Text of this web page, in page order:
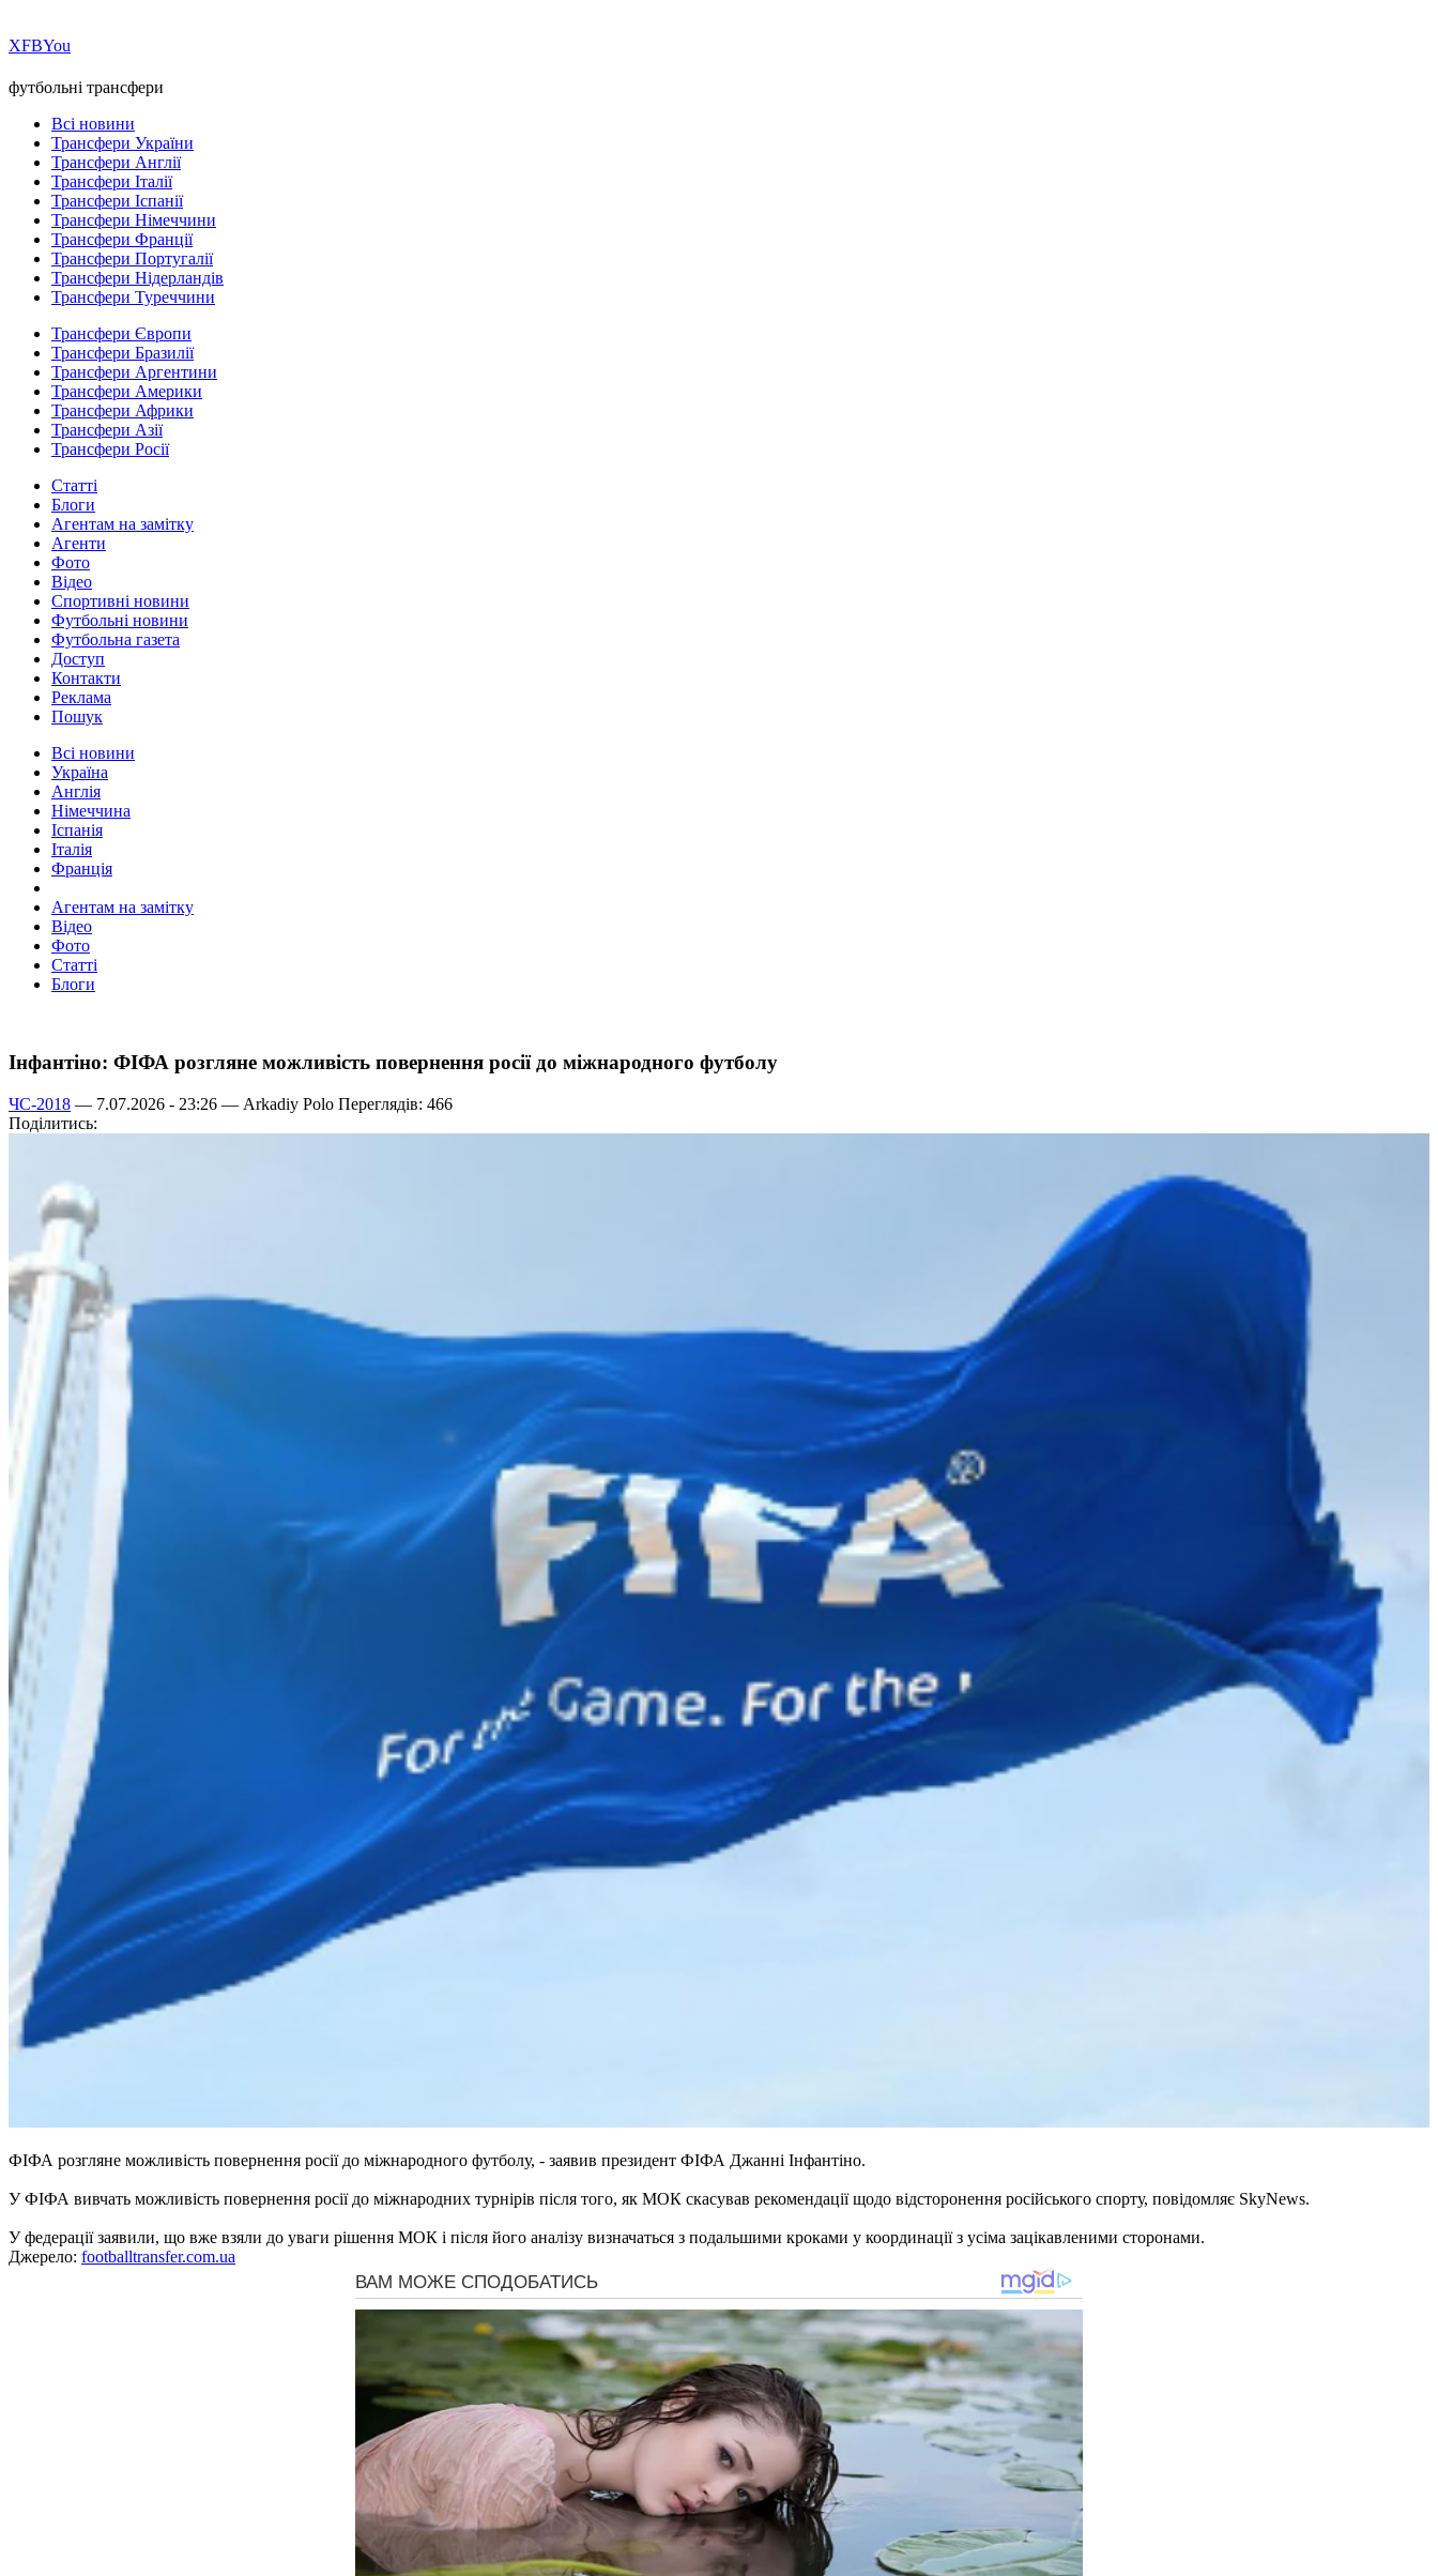
ХFBYou
футбольні трансфери
Всі новини
Трансфери України
Трансфери Англії
Трансфери Італії
Трансфери Іспанії
Трансфери Німеччини
Трансфери Франції
Трансфери Португалії
Трансфери Нідерландів
Трансфери Туреччини
Трансфери Європи
Трансфери Бразилії
Трансфери Аргентини
Трансфери Америки
Трансфери Африки
Трансфери Азії
Трансфери Росії
Статті
Блоги
Агентам на замітку
Агенти
Фото
Відео
Спортивні новини
Футбольні новини
Футбольна газета
Доступ
Контакти
Реклама
Пошук
Всі новини
Україна
Англія
Німеччина
Іспанія
Італія
Франція
Агентам на замітку
Відео
Фото
Статті
Блоги
Інфантіно: ФІФА розгляне можливість повернення росії до міжнародного футболу
ЧС-2018 — 7.07.2026 - 23:26 — Arkadiy Polo Переглядів: 466
Поділитись:
ФІФА розгляне можливість повернення росії до міжнародного футболу, - заявив президент ФІФА Джанні Інфантіно.
У ФІФА вивчать можливість повернення росії до міжнародних турнірів після того, як МОК скасував рекомендації щодо відсторонення російського спорту, повідомляє SkyNews.
У федерації заявили, що вже взяли до уваги рішення МОК і після його аналізу визначаться з подальшими кроками у координації з усіма зацікавленими сторонами.
Джерело: footballtransfer.com.ua